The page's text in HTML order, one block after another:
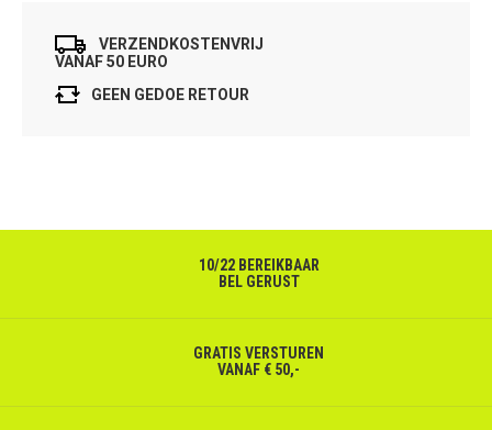
VERZENDKOSTENVRIJ
VANAF 50 EURO
GEEN GEDOE RETOUR
10/22 BEREIKBAAR
BEL GERUST
GRATIS VERSTUREN
VANAF € 50,-